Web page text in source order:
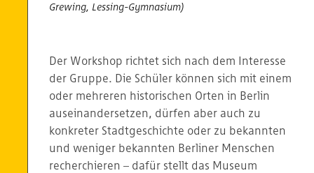
Grewing, Lessing-Gymnasium)
Der Workshop richtet sich nach dem Interesse
der Gruppe. Die Schüler können sich mit einem
oder mehreren historischen Orten in Berlin
auseinandersetzen, dürfen aber auch zu
konkreter Stadtgeschichte oder zu bekannten
und weniger bekannten Berliner Menschen
recherchieren – dafür stellt das Museum